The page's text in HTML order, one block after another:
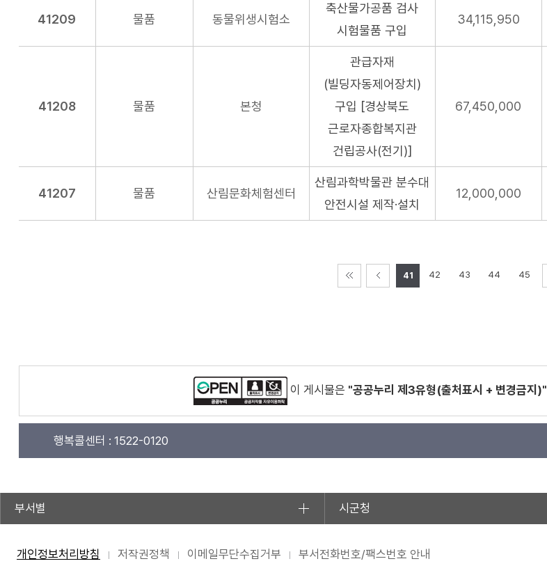
41209 물품 동물위생시험소
축산물가공품 검사
시험물품 구입
34,115,950
41208 물품 본청
관급자재
(빌딩자동제어장치)
구입 [경상북도
근로자종합복지관
건립공사(전기)]
67,450,000
41207 물품 산림문화체험센터
산림과학박물관 분수대
안전시설 제작·설치
12,000,000
41 42 43 44 45
이 게시물은 "공공누리 제3유형(출처표시 + 변경금지)"
행복콜센터 : 1522-0120
부서별 시군청
개인정보처리방침 저작권정책 이메일무단수집거부 부서전화번호/팩스번호 안내